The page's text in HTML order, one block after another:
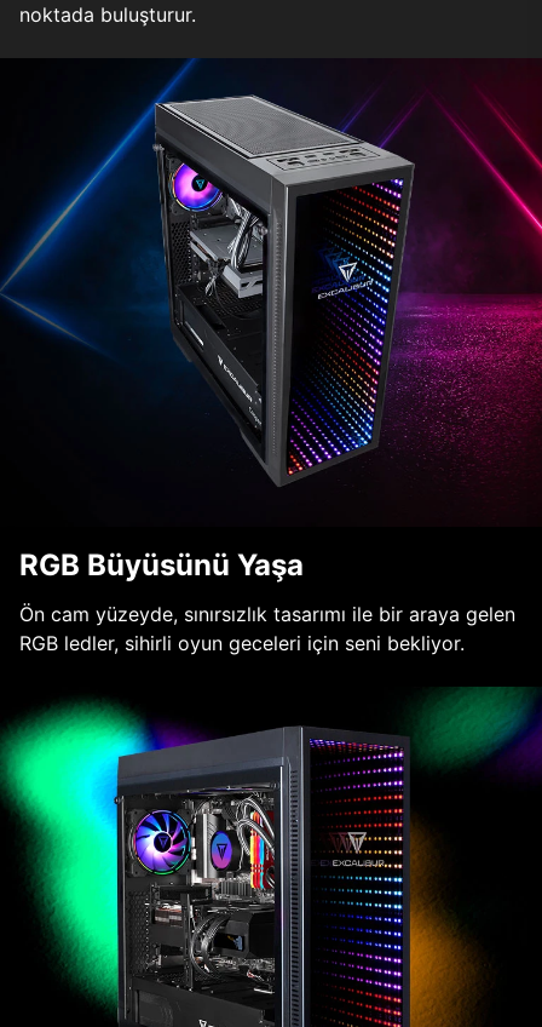
noktada buluşturur.
RGB Büyüsünü Yaşa
Ön cam yüzeyde, sınırsızlık tasarımı ile bir araya gelen
RGB ledler, sihirli oyun geceleri için seni bekliyor.